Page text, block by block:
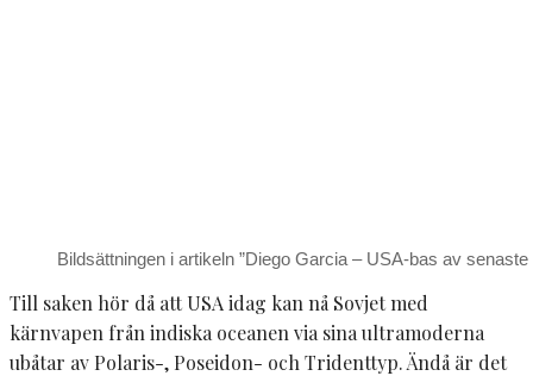
Bildsättningen i artikeln ”Diego Garcia – USA-bas av
Till saken hör då att USA idag kan nå Sovjet med
kärnvapen från indiska oceanen via sina ultramoderna
ubåtar av Polaris-, Poseidon- och Tridenttyp. Ändå är det